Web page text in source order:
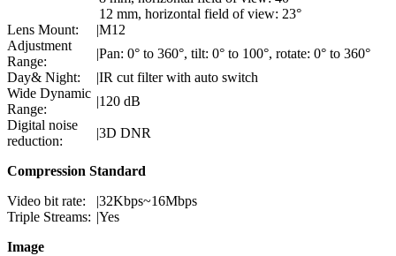
12 mm, horizontal field of view: 23°
Lens Mount:
|M12
Adjustment
Range:
|Pan: 0° to 360°, tilt: 0° to 100°, rotate: 0° to 360°
Day& Night:
|IR cut filter with auto switch
Wide Dynamic
Range:
|120 dB
Digital noise
reduction:
|3D DNR
Compression Standard
Video bit rate:
|32Kbps~16Mbps
Triple Streams: |Yes
Image